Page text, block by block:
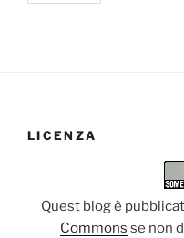
LICENZA
Quest blog è
Commons se non